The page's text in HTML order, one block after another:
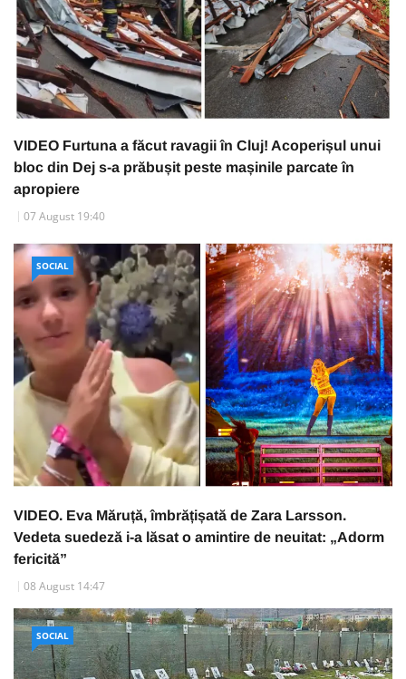
VIDEO Furtuna a făcut ravagii în Cluj! Acoperișul unui
bloc din Dej s-a prăbușit peste mașinile parcate în
apropiere
07 August 19:40
SOCIAL
VIDEO. Eva Măruță, îmbrățișată de Zara Larsson.
Vedeta suedeză i-a lăsat o amintire de neuitat: „Adorm
fericită”
08 August 14:47
SOCIAL